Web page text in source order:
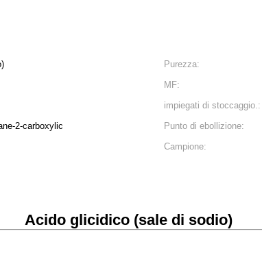
Purezza:
MF:
impiegati di stoccaggio.:
2-carboxylic Punto di ebollizione:
Campione:
Acido glicidico (sale di sodio)